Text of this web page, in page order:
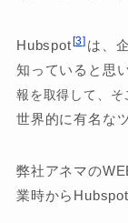
Hubspot 3 は、
知っていると思
報を取得して、そ
世界的に有名な
弊社アネマの
業時から